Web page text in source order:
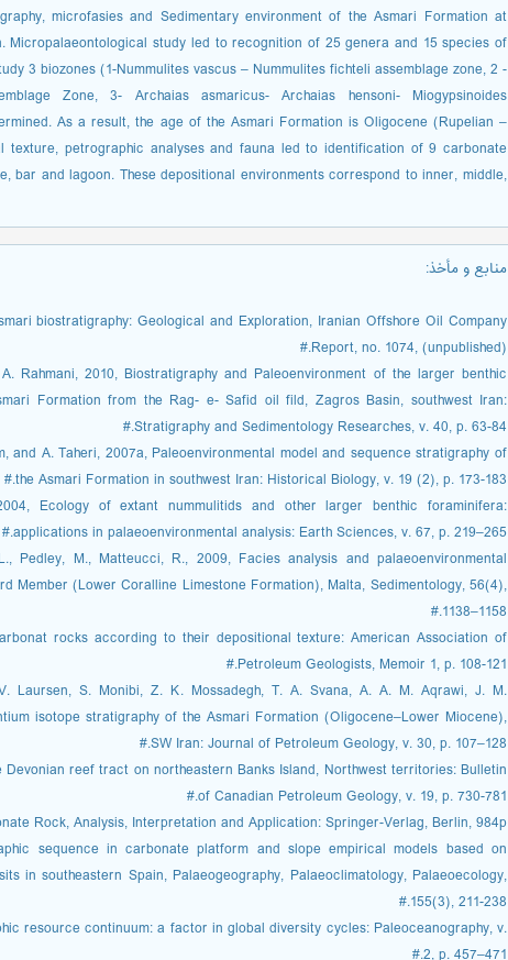
microfasies and Sedimentary environment of the Asmari Formation at
Micropalaeontological study led to recognition of 25 genera and 15 species of
3 biozones (1-Nummulites vascus – Nummulites fichteli assemblage zone, 2 -
Zone, 3- Archaias asmaricus- Archaias hensoni- Miogypsinoides
As a result, the age of the Asmari Formation is Oligocene (Rupelian –
texture, petrographic analyses and fauna led to identification of 9 carbonate
bar and lagoon. These depositional environments correspond to inner, middle,
منابع و مأخذ:
biostratigraphy: Geological and Exploration, Iranian Offshore Oil Company
Report, no. 1074, (unpublished).#
Rahmani, 2010, Biostratigraphy and Paleoenvironment of the larger benthic
Formation from the Rag- e- Safid oil fild, Zagros Basin, southwest Iran:
Stratigraphy and Sedimentology Researches, v. 40, p. 63-84.#
and A. Taheri, 2007a, Paleoenvironmental model and sequence stratigraphy of
the Asmari Formation in southwest Iran: Historical Biology, v. 19 (2), p. 173-183.#
Ecology of extant nummulitids and other larger benthic foraminifera:
applications in palaeoenvironmental analysis: Earth Sciences, v. 67, p. 219–265.#
Pedley, M., Matteucci, R., 2009, Facies analysis and palaeoenvironmental
Member (Lower Coralline Limestone Formation), Malta, Sedimentology, 56(4),
1138–1158.#
rocks according to their depositional texture: American Association of
Petroleum Geologists, Memoir 1, p. 108-121.#
Laursen, S. Monibi, Z. K. Mossadegh, T. A. Svana, A. A. M. Aqrawi, J. M.
isotope stratigraphy of the Asmari Formation (Oligocene–Lower Miocene),
SW Iran: Journal of Petroleum Geology, v. 30, p. 107–128.#
Devonian reef tract on northeastern Banks Island, Northwest territories: Bulletin
of Canadian Petroleum Geology, v. 19, p. 730-781.#
Rock, Analysis, Interpretation and Application: Springer-Verlag, Berlin, 984p#
sequence in carbonate platform and slope empirical models based on
in southeastern Spain, Palaeogeography, Palaeoclimatology, Palaeoecology,
155(3), 211-238.#
resource continuum: a factor in global diversity cycles: Paleoceanography, v.